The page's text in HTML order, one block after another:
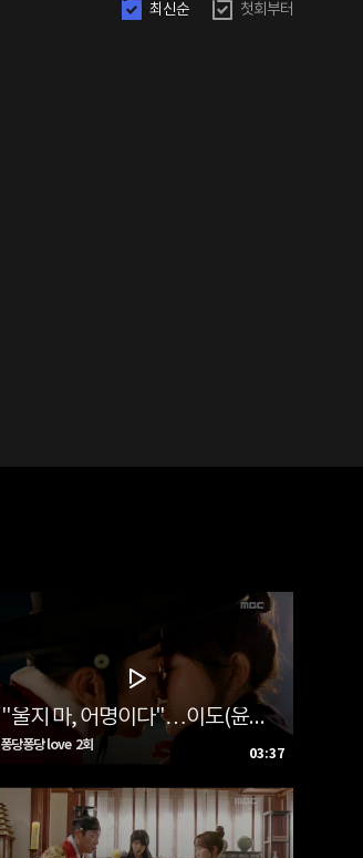
최신순 첫회부터
"울지 마, 어명이다"…이도(윤두준)-단비(김슬기), 조선시대판 사랑 확인도 키스 '심쿵'
퐁당퐁당 love 2회
03:37